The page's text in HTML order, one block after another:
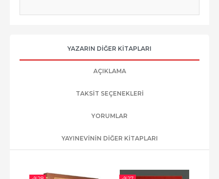
YAZARIN DIĞER KITAPLARI
AÇIKLAMA
TAKSIT SEÇENEKLERI
YORUMLAR
YAYINEVININ DIĞER KITAPLARI